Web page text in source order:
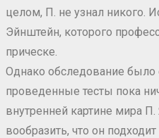
целом, П. не узнал никого.
Эйнштейн, которого
прическе.
Однако обследование было
проведенные тесты пока
внутренней картине мира
вообразить, что он